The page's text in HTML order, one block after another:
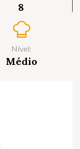
8
Nível:
Médio